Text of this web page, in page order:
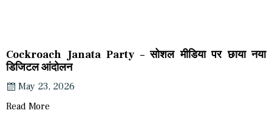
Cockroach Janata Party – सोशल मीडिया पर छाया नया
डिजिटल आंदोलन
May 23, 2026
Read More